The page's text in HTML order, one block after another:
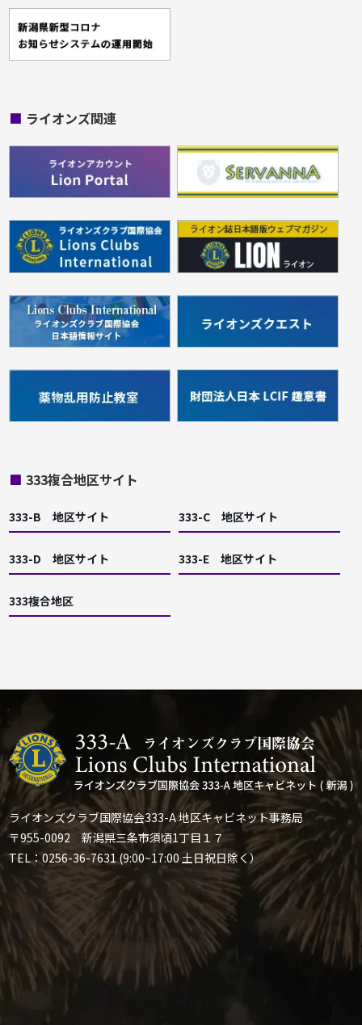
■ ライオンズ関連
■ 333複合地区サイト
333-B 地区サイト 333-C 地区サイト
333-D 地区サイト 333-E 地区サイト
333複合地区
ライオンズクラブ国際協会333-A 地区キャビネット事務局
〒955-0092 新潟県三条市須頃1丁目１７
TEL：0256-36-7631 (9:00~17:00 土日祝日除く）